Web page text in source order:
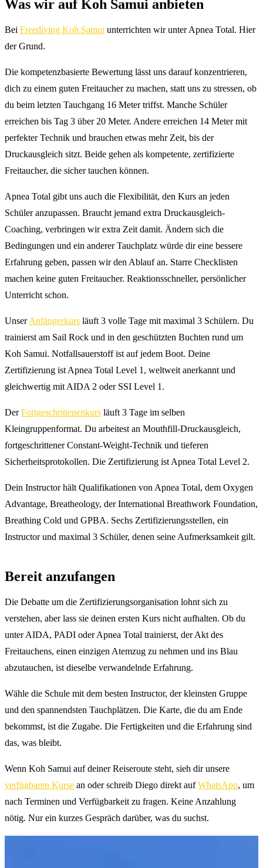
Was wir auf Koh Samui anbieten
Bei Freediving Koh Samui unterrichten wir unter Apnea Total. Hier
der Grund.
Die kompetenzbasierte Bewertung lässt uns darauf konzentrieren,
dich zu einem guten Freitaucher zu machen, statt uns zu stressen, ob
du beim letzten Tauchgang 16 Meter triffst. Manche Schüler
erreichen bis Tag 3 über 20 Meter. Andere erreichen 14 Meter mit
perfekter Technik und brauchen etwas mehr Zeit, bis der
Druckausgleich sitzt. Beide gehen als kompetente, zertifizierte
Freitaucher, die sicher tauchen können.
Apnea Total gibt uns auch die Flexibilität, den Kurs an jeden
Schüler anzupassen. Braucht jemand extra Druckausgleich-
Coaching, verbringen wir extra Zeit damit. Ändern sich die
Bedingungen und ein anderer Tauchplatz würde dir eine bessere
Erfahrung geben, passen wir den Ablauf an. Starre Checklisten
machen keine guten Freitaucher. Reaktionsschneller, persönlicher
Unterricht schon.
UnserAnfängerkurs läuft 3 volle Tage mit maximal 3 Schülern. Du
trainierst am Sail Rock und in den geschützten Buchten rund um
Koh Samui. Notfallsauerstoff ist auf jedem Boot. Deine
Zertifizierung ist Apnea Total Level 1, weltweit anerkannt und
gleichwertig mit AIDA 2 oder SSI Level 1.
DerFortgeschrittenenkurs läuft 3 Tage im selben
Kleingruppenformat. Du arbeitest an Mouthfill-Druckausgleich,
fortgeschrittener Constant-Weight-Technik und tieferen
Sicherheitsprotokollen. Die Zertifizierung ist Apnea Total Level 2.
Dein Instructor hält Qualifikationen von Apnea Total, dem Oxygen
Advantage, Breatheology, der International Breathwork Foundation,
Breathing Cold und GPBA. Sechs Zertifizierungsstellen, ein
Instructor und maximal 3 Schüler, denen seine Aufmerksamkeit gilt.
Bereit anzufangen
Die Debatte um die Zertifizierungsorganisation lohnt sich zu
verstehen, aber lass sie deinen ersten Kurs nicht aufhalten. Ob du
unter AIDA, PADI oder Apnea Total trainierst, der Akt des
Freitauchens, einen einzigen Atemzug zu nehmen und ins Blau
abzutauchen, ist dieselbe verwandelnde Erfahrung.
Wähle die Schule mit dem besten Instructor, der kleinsten Gruppe
und den spannendsten Tauchplätzen. Die Karte, die du am Ende
bekommst, ist die Zugabe. Die Fertigkeiten und die Erfahrung sind
das, was bleibt.
Wenn Koh Samui auf deiner Reiseroute steht, sieh dir unsere
verfügbaren Kurse an oder schreib Diego direkt aufWhatsApp, um
nach Terminen und Verfügbarkeit zu fragen. Keine Anzahlung
nötig. Nur ein kurzes Gespräch darüber, was du suchst.